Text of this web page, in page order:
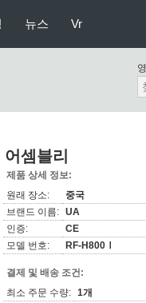
뉴스 Vr
셈블리
제품 상세 정보:
원래 장소:
중국
브랜드 이름: UA
인증:
CE
모델 번호:
RF-H800Ⅰ
결제 및 배송 조건:
최소 주문 수량: 1개